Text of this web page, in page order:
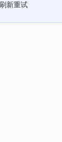
新重试